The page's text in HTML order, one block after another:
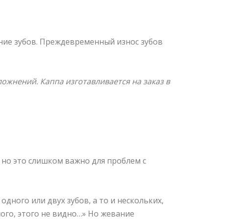
зубов. Преждевременный износ зубов
Каппа изготавливается на заказ в
это слишком важно для проблем с
или двух зубов, а то и нескольких,
этого не видно…» Но жевание